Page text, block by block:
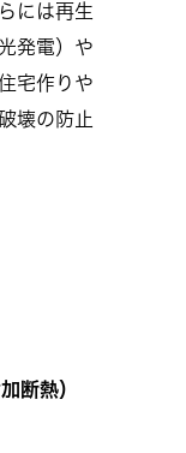
には再生
発電）や
宅作りや
壊の防止
断熱）